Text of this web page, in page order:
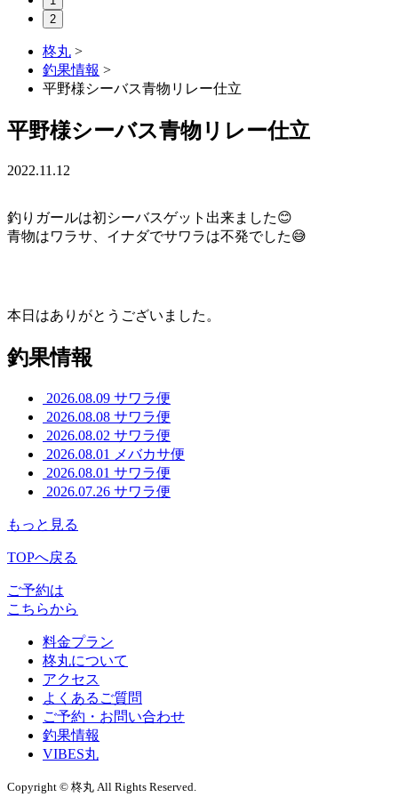
2
柊丸 >
釣果情報 >
平野様シーバス青物リレー仕立
平野様シーバス青物リレー仕立
2022.11.12
釣りガールは初シーバスゲット出来ました😊
青物はワラサ、イナダでサワラは不発でした😅
本日はありがとうございました。
釣果情報
2026.08.09 サワラ便
2026.08.08 サワラ便
2026.08.02 サワラ便
2026.08.01
メバカサ便
2026.08.01 サワラ便
2026.07.26 サワラ便
もっと見る
TOPへ戻る
ご予約は
こちらから
料金プラン
柊丸について
アクセス
よくあるご質問
ご予約・お問い合わせ
釣果情報
VIBES丸
Copyright © 柊丸 All Rights Reserved.